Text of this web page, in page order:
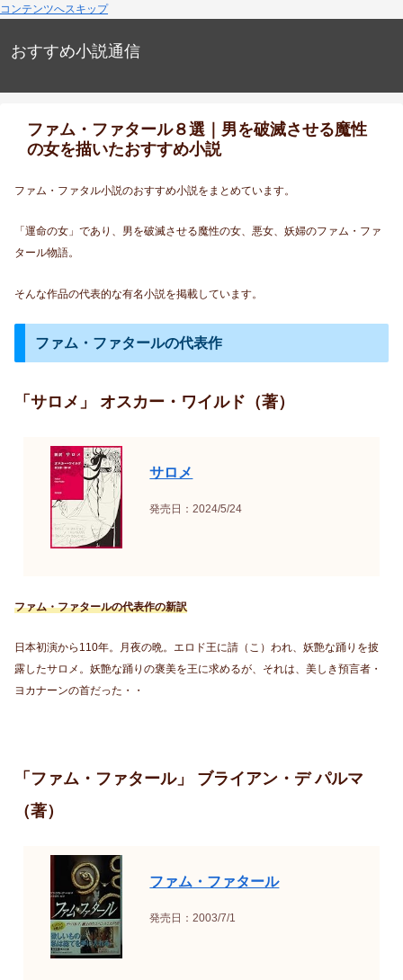
コンテンツへスキップ
おすすめ小説通信
ファム・ファタール８選｜男を破滅させる魔性
の女を描いたおすすめ小説
ファム・ファタル小説のおすすめ小説をまとめています。
「運命の女」であり、男を破滅させる魔性の女、悪女、妖婦のファム・ファ
タール物語。
そんな作品の代表的な有名小説を掲載しています。
ファム・ファタールの代表作
「サロメ」 オスカー・ワイルド（著）
サロメ
発売日：2024/5/24
ファム・ファタールの代表作の新訳
日本初演から110年。月夜の晩。エロド王に請（こ）われ、妖艶な踊りを披
露したサロメ。妖艶な踊りの褒美を王に求めるが、それは、美しき預言者・
ヨカナーンの首だった・・
「ファム・ファタール」 ブライアン・デ パルマ
（著）
ファム・ファタール
発売日：2003/7/1